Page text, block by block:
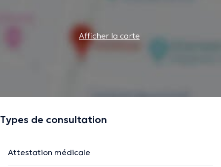
Afficher la carte
Types de consultation
Attestation médicale